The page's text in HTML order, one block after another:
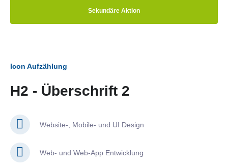
Sekundäre Aktion
Icon Aufzählung
H2 - Überschrift 2
Website-, Mobile- und UI Design
Web- und Web-App Entwicklung